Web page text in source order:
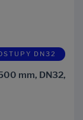
DN32
mm, DN32,